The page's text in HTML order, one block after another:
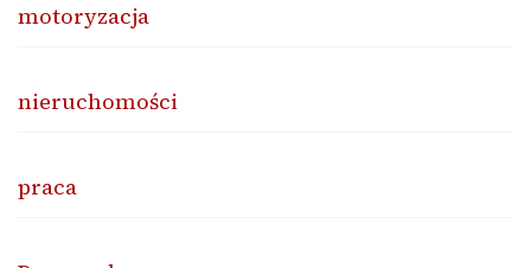
motoryzacja
nieruchomości
praca